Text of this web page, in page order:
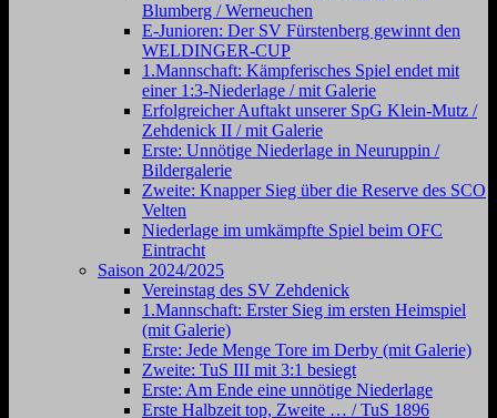
Blumberg / Werneuchen
E-Junioren: Der SV Fürstenberg gewinnt den
WELDINGER-CUP
1.Mannschaft: Kämpferisches Spiel endet mit
einer 1:3-Niederlage / mit Galerie
Erfolgreicher Auftakt unserer SpG Klein-Mutz /
Zehdenick II / mit Galerie
Erste: Unnötige Niederlage in Neuruppin /
Bildergalerie
Zweite: Knapper Sieg über die Reserve des SCO
Velten
Niederlage im umkämpfte Spiel beim OFC
Eintracht
Saison 2024/2025
Vereinstag des SV Zehdenick
1.Mannschaft: Erster Sieg im ersten Heimspiel
(mit Galerie)
Erste: Jede Menge Tore im Derby (mit Galerie)
Zweite: TuS III mit 3:1 besiegt
Erste: Am Ende eine unnötige Niederlage
Erste Halbzeit top, Zweite … / TuS 1896